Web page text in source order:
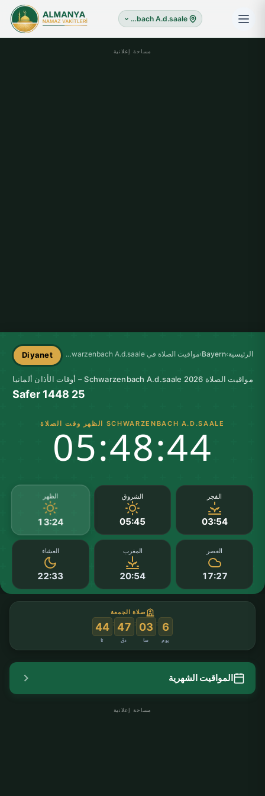
Schwarzenbach A.d.saale
مساحة إعلانية
الرئيسية›
Bayern
› مواقيت الصلاة في Schwarzenbach A.d.saale Diyanet
مواقيت الصلاة Schwarzenbach A.d.saale 2026 – أوقات الأذان ألمانيا
25 Safer 1448
SCHWARZENBACH A.D.SAALE الظهر وقت الصلاة
05:48:44
الفجر
03:54
الشروق
05:45
الظهر
13:24
العصر
17:27
المغرب
20:54
العشاء
22:33
صلاة الجمعة
6
يوم
:
03
سا
:
47
دق
:
44
ثا
المواقيت الشهرية
مساحة إعلانية